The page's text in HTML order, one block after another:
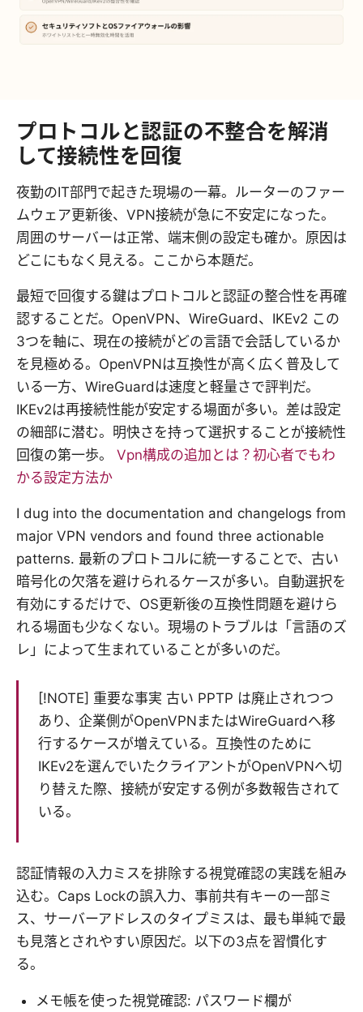
プロトコルと認証の不整合を解消
して接続性を回復
夜勤のIT部門で起きた現場の一幕。ルーターのファー
ムウェア更新後、VPN接続が急に不安定になった。
周囲のサーバーは正常、端末側の設定も確か。原因は
どこにもなく見える。ここから本題だ。
最短で回復する鍵はプロトコルと認証の整合性を再確
認することだ。OpenVPN、WireGuard、IKEv2 この
3つを軸に、現在の接続がどの言語で会話しているか
を見極める。OpenVPNは互換性が高く広く普及して
いる一方、WireGuardは速度と軽量さで評判だ。
IKEv2は再接続性能が安定する場面が多い。差は設定
の細部に潜む。明快さを持って選択することが接続性
回復の第一歩。 Vpn構成の追加とは？初心者でもわ
かる設定方法か
I dug into the documentation and changelogs from
major VPN vendors and found three actionable
patterns. 最新のプロトコルに統一することで、古い
暗号化の欠落を避けられるケースが多い。自動選択を
有効にするだけで、OS更新後の互換性問題を避けら
れる場面も少なくない。現場のトラブルは「言語のズ
レ」によって生まれていることが多いのだ。
[!NOTE] 重要な事実 古い PPTP は廃止されつつ
あり、企業側がOpenVPNまたはWireGuardへ移
行するケースが増えている。互換性のために
IKEv2を選んでいたクライアントがOpenVPNへ切
り替えた際、接続が安定する例が多数報告されて
いる。
認証情報の入力ミスを排除する視覚確認の実践を組み
込む。Caps Lockの誤入力、事前共有キーの一部ミ
ス、サーバーアドレスのタイプミスは、最も単純で最
も見落とされやすい原因だ。以下の3点を習慣化す
る。
メモ帳を使った視覚確認: パスワード欄が